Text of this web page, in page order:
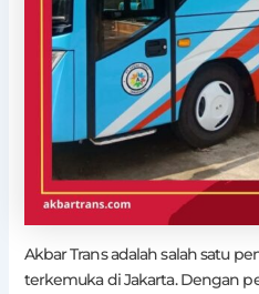
Akbar Trans adalah salah satu
terkemuka di Jakarta. Dengan